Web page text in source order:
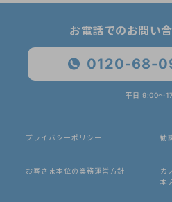
お電話でのお問い
0120-68-
平日 9:00〜
プライバシーポリシー 勧
お客さま本位の業務運営方針
カ
本